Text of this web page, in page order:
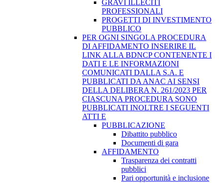
GRAVI ILLECITI
PROFESSIONALI
PROGETTI DI INVESTIMENTO
PUBBLICO
PER OGNI SINGOLA PROCEDURA
DI AFFIDAMENTO INSERIRE IL
LINK ALLA BDNCP CONTENENTE I
DATI E LE INFORMAZIONI
COMUNICATI DALLA S.A. E
PUBBLICATI DA ANAC AI SENSI
DELLA DELIBERA N. 261/2023 PER
CIASCUNA PROCEDURA SONO
PUBBLICATI INOLTRE I SEGUENTI
ATTI E
PUBBLICAZIONE
Dibattito pubblico
Documenti di gara
AFFIDAMENTO
Trasparenza dei contratti
pubblici
Pari opportunità e inclusione